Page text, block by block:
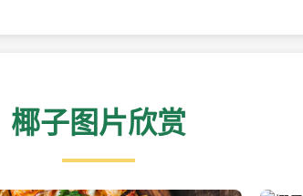
椰子图片欣赏